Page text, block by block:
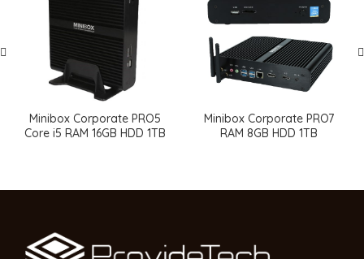
Minibox Corporate PRO5
Core i5 RAM 16GB HDD 1TB
Minibox Corporate PRO7
RAM 8GB HDD 1TB